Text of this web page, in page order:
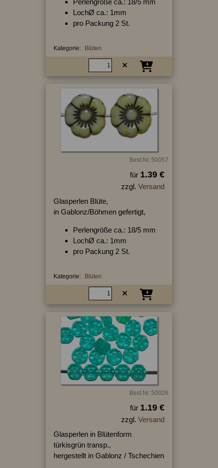
LochØ ca.: 1mm
pro Packung 2 St.
Kategorie: Blüten
Best.Nr.:50057
für 1.39 €
zzgl. Versand
Glasperlen Blüte,
in Gablonz/Böhmen gefertigt,
Perlengröße ca.: 18/5 mm
LochØ ca.: 1mm
pro Packung 2 St.
Kategorie: Blüten
Best.Nr.:50026
für 1.19 €
zzgl. Versand
Glasperlen in Blütenform
türkisgrün transp.,
hergestellt in Gablonz / Tschechien